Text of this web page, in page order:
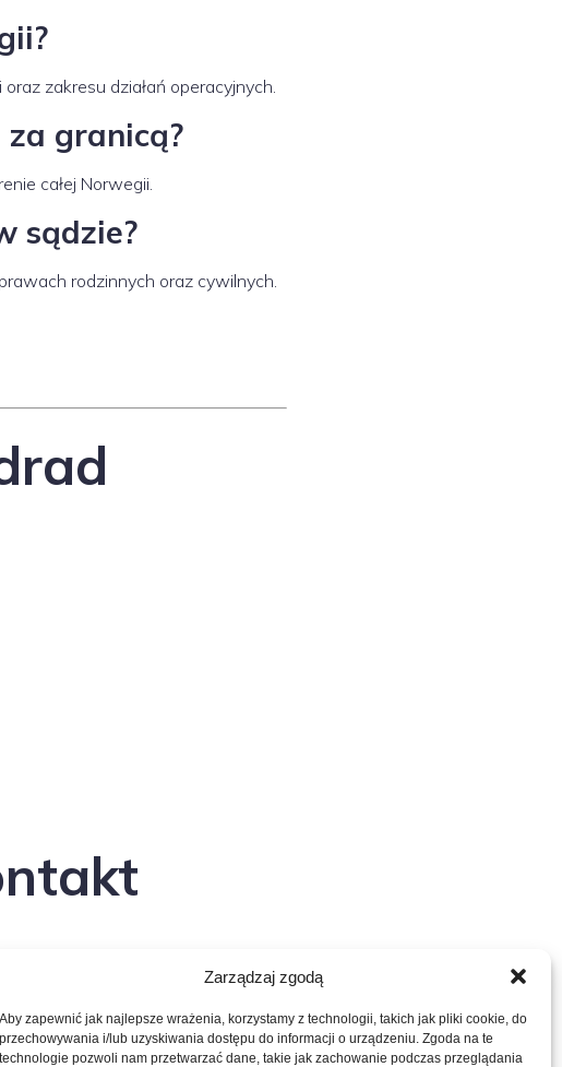
Zarządzaj zgodą
Aby zapewnić jak najlepsze wrażenia, korzystamy z technologii, takich jak pliki cookie, do
przechowywania i/lub uzyskiwania dostępu do informacji o urządzeniu. Zgoda na te
technologie pozwoli nam przetwarzać dane, takie jak zachowanie podczas przeglądania
zakresu działań operacyjnych.
granicą?
całej Norwegii.
sądzie?
rodzinnych oraz cywilnych.